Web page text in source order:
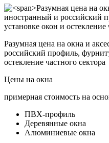
Разумная цена на окна и
российский профиль,
остекление частного сектора
Цены на окна
примерная стоимость на
ПВХ-профиль
Деревянные окна
Алюминиевые окна